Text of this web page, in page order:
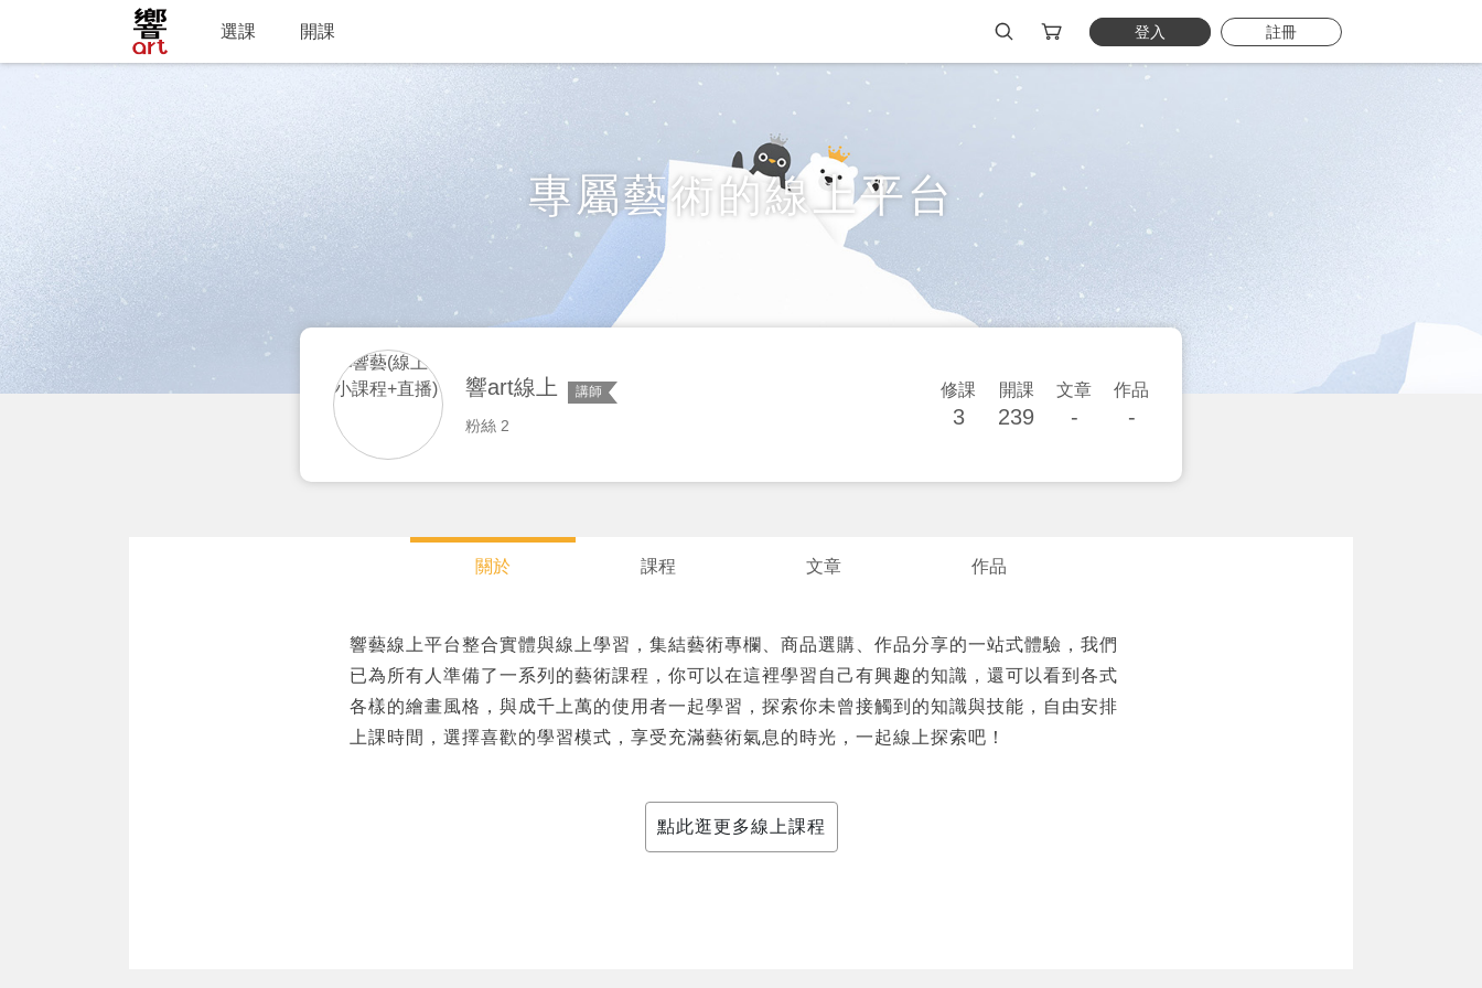
選課 開課 登入 註冊
您將收到一封Email，請依照信件中的指示重新登入。
系統偵測到您的帳號重複登入，
點擊下方「確定」將前一位使用者強制登出。
取消
專屬藝術的線上平台
響art線上 講師
粉絲 2
修課
3
開課
239
文章
-
作品
-
關於 課程 文章 作品
響藝線上平台整合實體與線上學習，集結藝術專欄、商品選購、作品分享的一站式體驗，我們
已為所有人準備了一系列的藝術課程，你可以在這裡學習自己有興趣的知識，還可以看到各式
各樣的繪畫風格，與成千上萬的使用者一起學習，探索你未曾接觸到的知識與技能，自由安排
上課時間，選擇喜歡的學習模式，享受充滿藝術氣息的時光，一起線上探索吧！
點此逛更多線上課程